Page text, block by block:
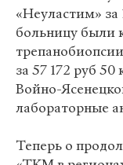
«Неуластим» за
больницу были
за 57 172 руб
Войно-
лабораторные
Теперь о